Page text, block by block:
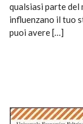
qualsiasi parte del
influenzano il tuo
puoi avere […]